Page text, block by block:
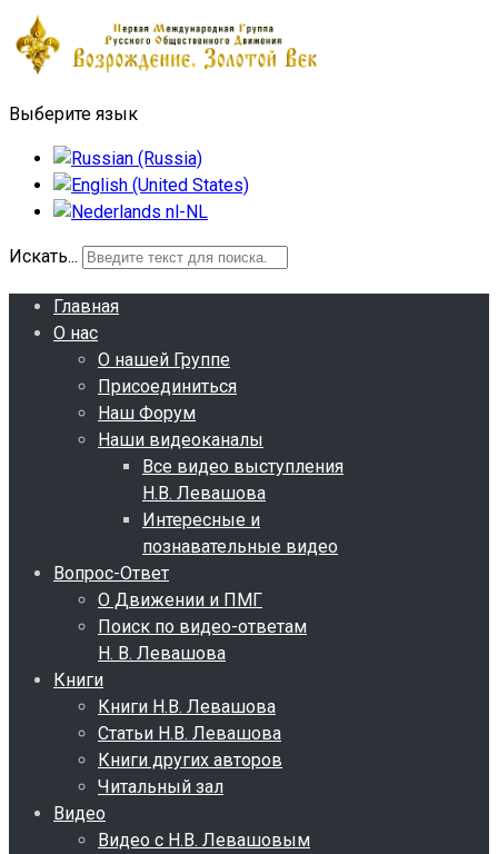
Выберите язык
Искать...
Главная
О нас
О нашей Группе
Присоединиться
Наш Форум
Наши видеоканалы
Все видео выступления
Н.В. Левашова
Интересные и
познавательные видео
Вопрос-Ответ
О Движении и ПМГ
Поиск по видео-ответам
Н. В. Левашова
Книги
Книги Н.В. Левашова
Статьи Н.В. Левашова
Книги других авторов
Читальный зал
Видео
Видео с Н.В. Левашовым